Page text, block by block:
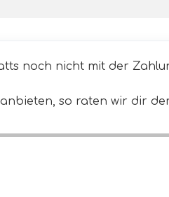
noch nicht mit der
so raten wir dir